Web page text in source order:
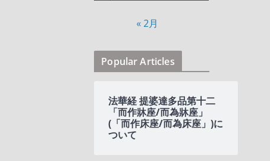
« 2月
Popular Articles
法華経 提婆達多品第十二
「而作牀座/而為牀座」
(「而作床座/而為床座」)に
ついて